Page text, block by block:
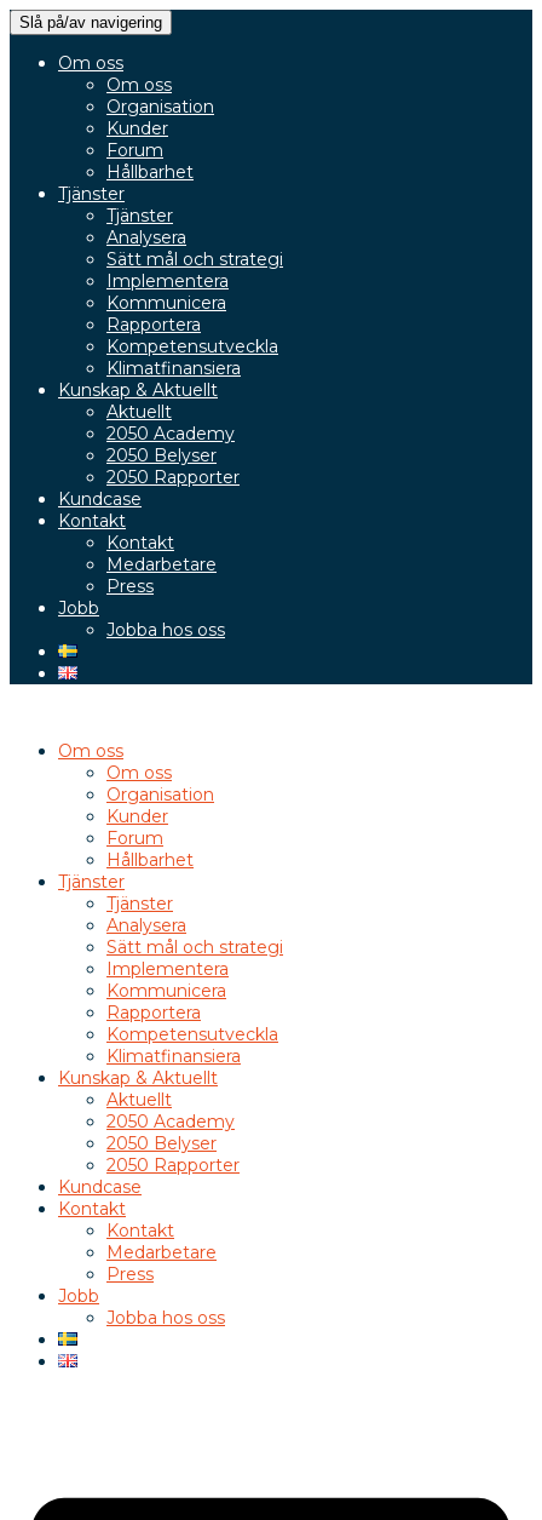
Slå på/av navigering
Om oss
Om oss
Organisation
Kunder
Forum
Hållbarhet
Tjänster
Tjänster
Analysera
Sätt mål och strategi
Implementera
Kommunicera
Rapportera
Kompetensutveckla
Klimatfinansiera
Kunskap & Aktuellt
Aktuellt
2050 Academy
2050 Belyser
2050 Rapporter
Kundcase
Kontakt
Kontakt
Medarbetare
Press
Jobb
Jobba hos oss
Om oss
Om oss
Organisation
Kunder
Forum
Hållbarhet
Tjänster
Tjänster
Analysera
Sätt mål och strategi
Implementera
Kommunicera
Rapportera
Kompetensutveckla
Klimatfinansiera
Kunskap & Aktuellt
Aktuellt
2050 Academy
2050 Belyser
2050 Rapporter
Kundcase
Kontakt
Kontakt
Medarbetare
Press
Jobb
Jobba hos oss